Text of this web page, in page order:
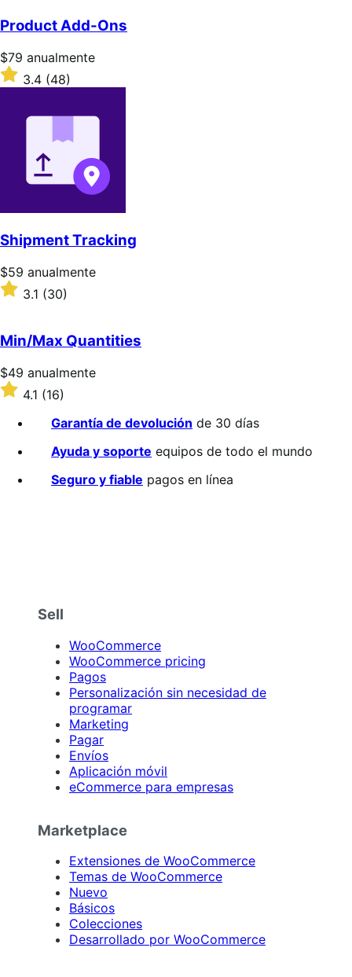
5
estrellas
Product Add-Ons
Precio:
$79/anualmente
$79 anualmente
Valoración:
3.4
3.4 (48)
Shipment Tracking
Precio:
$59/anualmente
$59 anualmente
Valoración:
3.1
5
estrellas
3.1 (30)
Min/Max Quantities
Precio:
$49/anualmente
$49 anualmente
Valoración:
sobre
estrellas
4.1 (16)
Garantía de devolución de 30 días
Ayuda y soporte equipos de todo el mundo
Seguro y fiable pagos en línea
Sell
WooCommerce
WooCommerce pricing
Pagos
Personalización sin necesidad de
programar
Marketing
Pagar
Envíos
Aplicación móvil
eCommerce para empresas
Marketplace
Extensiones de WooCommerce
Temas de WooCommerce
Nuevo
Básicos
Colecciones
Desarrollado por WooCommerce